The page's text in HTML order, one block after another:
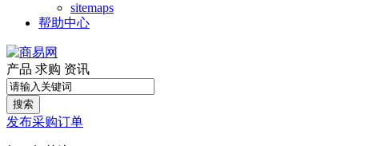
sitemaps
帮助中心
产品 求购 资讯
搜索
发布采购订单